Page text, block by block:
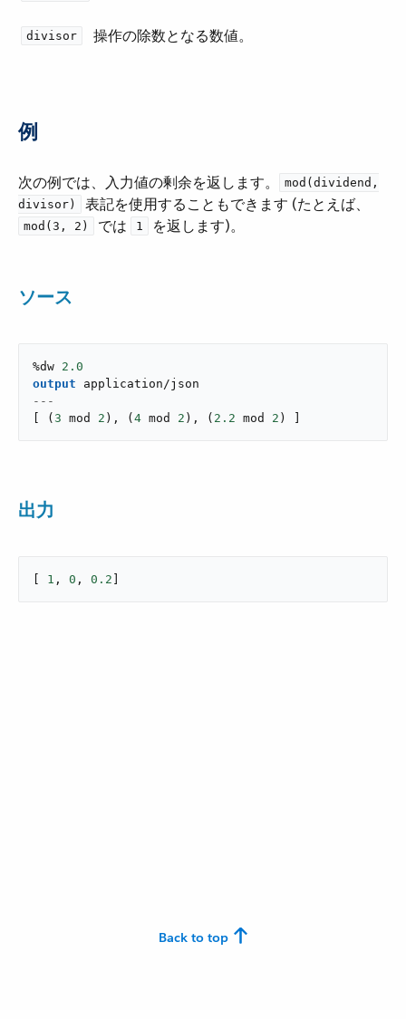
divisor 操作の除数となる数値。
例
次の例では、入力値の剰余を返します。​
mod(dividend,
divisor)
​ 表記を使用することもできます (たとえば、​
mod(3, 2) ​ では ​ 1 ​ を返します)。
ソース
%dw 2.0
output
application/json
---
( 3 mod 2 ) , ( 4 mod 2 ) , ( 2.2 mod 2 )
出力
1 , 0 , 0.2
Back to top